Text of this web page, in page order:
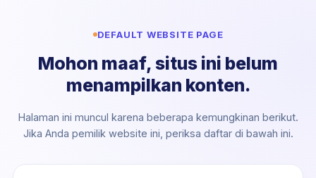
DEFAULT WEBSITE PAGE
Mohon maaf, situs ini belum
menampilkan konten.
Halaman ini muncul karena beberapa kemungkinan berikut.
Jika Anda pemilik website ini, periksa daftar di bawah ini.